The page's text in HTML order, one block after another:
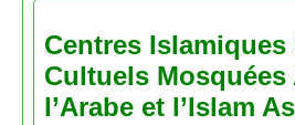
Centres
Cultuels Mosquées
l’Arabe et l’Islam